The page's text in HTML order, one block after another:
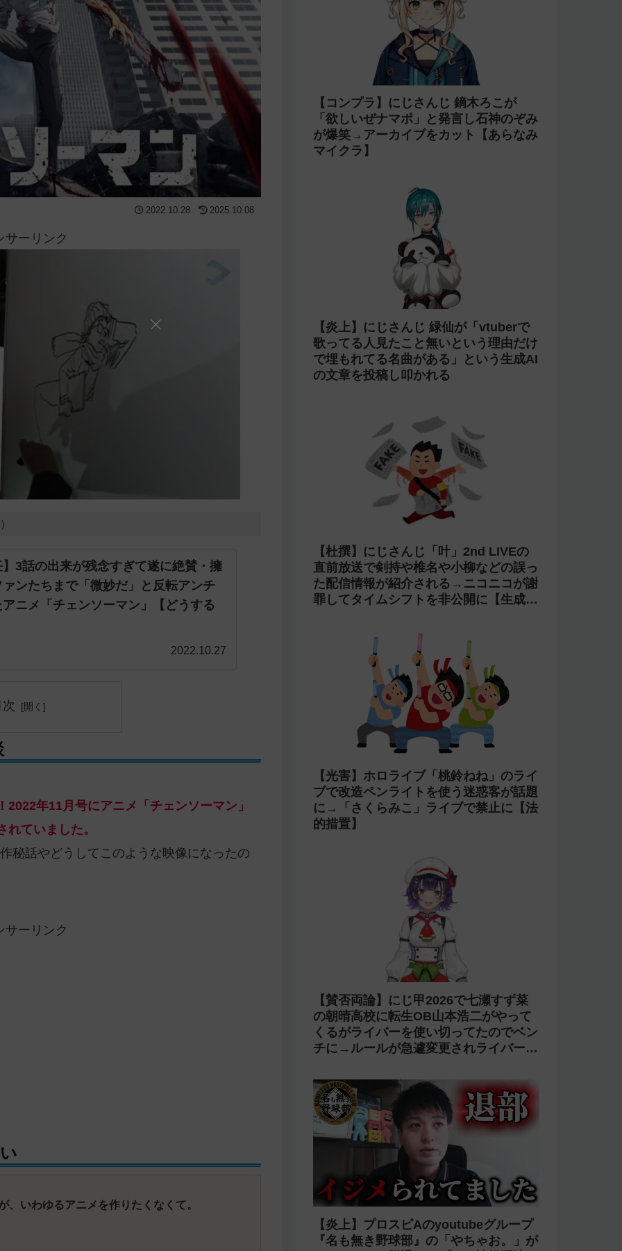
2022.10.28 2025.10.08
サーリンク
3話の出来が残念すぎて遂に絶賛・擁
ンたちまで「微妙だ」と反転アンチ
ニメ「チェンソーマン」【どうする
2022.10.27
年11月号にアニメ「チェンソーマン」
ていました。
秘話やどうしてこのような映像になったの
サーリンク
いわゆるアニメを作りたくなくて。
【コンプラ】にじさんじ 鏑木ろこが
「欲しいぜナマポ」と発言し石神のぞみ
が爆笑→アーカイブをカット【あらなみ
マイクラ】
【炎上】にじさんじ 緑仙が「vtuberで
歌ってる人見たこと無いという理由だけ
で埋もれてる名曲がある」という生成AI
の文章を投稿し叩かれる
【杜撰】にじさんじ「叶」2nd LIVEの
直前放送で剣持や椎名や小柳などの誤っ
た配信情報が紹介される→ニコニコが謝
罪してタイムシフトを非公開に【生成
【光害】ホロライブ「桃鈴ねね」のライ
ブで改造ペンライトを使う迷惑客が話題
に→「さくらみこ」ライブで禁止に【法
的措置】
【賛否両論】にじ甲2026で七瀬すず菜
の朝晴高校に転生OB山本浩二がやって
くるがライバーを使い切ってたのでベン
チに→ルールが急遽変更されライバーの
【炎上】プロスピAのyoutubeグループ
『名も無き野球部』の「やちゃお。」が